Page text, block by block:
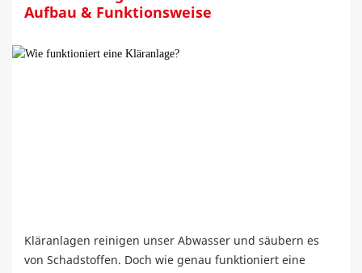
Aufbau & Funktionsweise
Kläranlagen reinigen unser Abwasser und säubern es
von Schadstoffen. Doch wie genau funktioniert eine